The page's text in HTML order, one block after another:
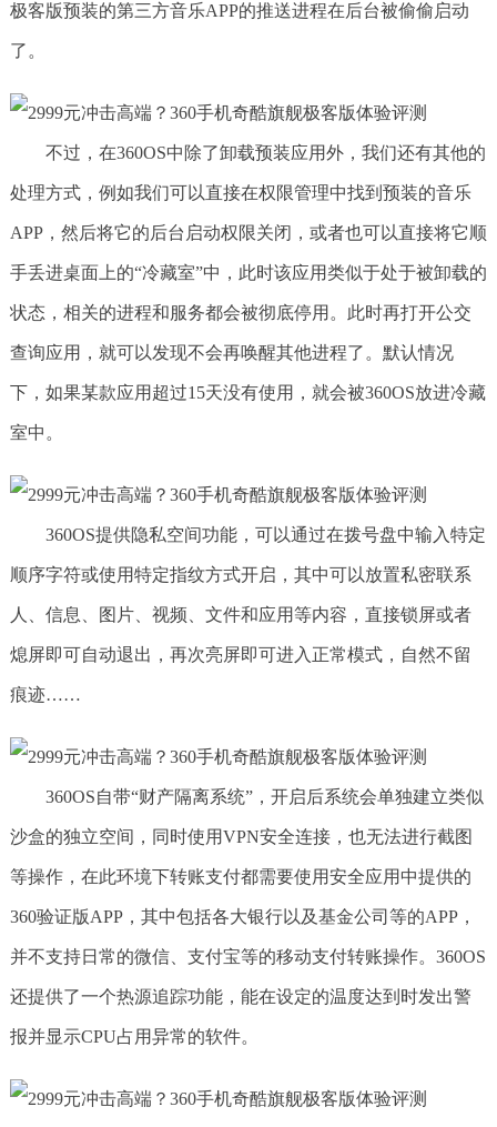
极客版预装的第三方音乐APP的推送进程在后台被偷偷启动
了。
不过，在360OS中除了卸载预装应用外，我们还有其他的
处理方式，例如我们可以直接在权限管理中找到预装的音乐
APP，然后将它的后台启动权限关闭，或者也可以直接将它顺
手丢进桌面上的“冷藏室”中，此时该应用类似于处于被卸载的
状态，相关的进程和服务都会被彻底停用。此时再打开公交
查询应用，就可以发现不会再唤醒其他进程了。默认情况
下，如果某款应用超过15天没有使用，就会被360OS放进冷藏
室中。
360OS提供隐私空间功能，可以通过在拨号盘中输入特定
顺序字符或使用特定指纹方式开启，其中可以放置私密联系
人、信息、图片、视频、文件和应用等内容，直接锁屏或者
熄屏即可自动退出，再次亮屏即可进入正常模式，自然不留
痕迹……
360OS自带“财产隔离系统”，开启后系统会单独建立类似
沙盒的独立空间，同时使用VPN安全连接，也无法进行截图
等操作，在此环境下转账支付都需要使用安全应用中提供的
360验证版APP，其中包括各大银行以及基金公司等的APP，
并不支持日常的微信、支付宝等的移动支付转账操作。360OS
还提供了一个热源追踪功能，能在设定的温度达到时发出警
报并显示CPU占用异常的软件。